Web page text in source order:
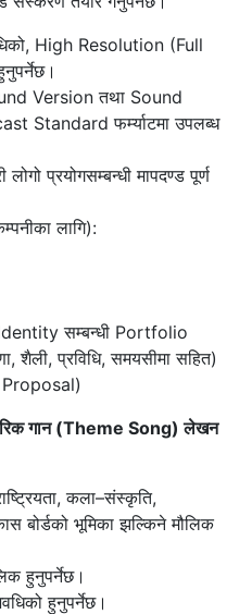
High Resolution (Full
Version तथा Sound
Standard फर्म्याटमा उपलब्ध
प्रयोगसम्बन्धी मापदण्ड पूर्ण
लागि):
सम्बन्धी Portfolio
प्रविधि, समयसीमा सहित)
Proposal)
गान (Theme Song) लेखन
कला–संस्कृति,
बोर्डको भूमिका झल्किने मौलिक
हुनुपर्नेछ।
हुनुपर्नेछ।